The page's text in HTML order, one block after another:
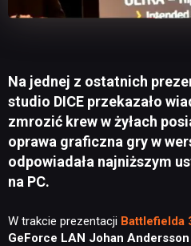
Na jednej z ostatnich
studio DICE przekazało
zmrozić krew w żyłach
oprawa graficzna gry w
odpowiadała najniższym
na PC.
W trakcie prezentacji Battlefielda
GeForce LAN Johan Andersson